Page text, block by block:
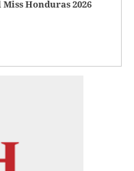
Honduras 2026